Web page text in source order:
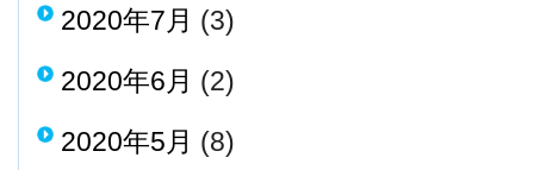
2020年7月 (3)
2020年6月 (2)
2020年5月 (8)